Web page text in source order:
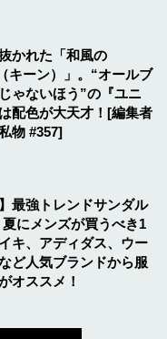
かれた「和風の
キーン）」。“オールブ
ゃないほう”の『ユニ
配色が大天才！[編集者
物 #357]
】最強トレンドサンダル
夏にメンズが買うべき1
キ、アディダス、ウー
ど人気ブランドから服
オススメ！